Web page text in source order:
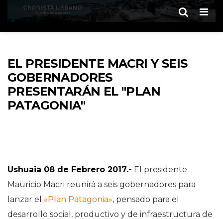
EL PRESIDENTE MACRI Y SEIS
GOBERNADORES
PRESENTARÁN EL "PLAN
PATAGONIA"
Ushuaia 08 de Febrero 2017.- El presidente
Mauricio Macri reunirá a seis gobernadores para
lanzar el «Plan Patagonia», pensado para el
desarrollo social, productivo y de infraestructura de